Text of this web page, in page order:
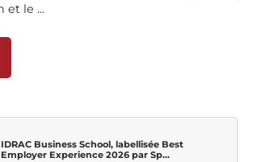
et le ...
IDRAC Business School, labellisée Best
Employer Experience 2026 par Sp...